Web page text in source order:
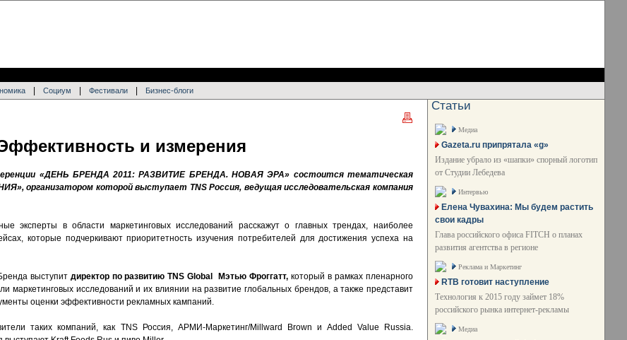
Социум Фестивали Бизнес-блоги
и измерения
«ДЕНЬ БРЕНДА 2011: РАЗВИТИЕ БРЕНДА. НОВАЯ ЭРА» состоится тематическая
организатором которой выступает TNSРоссия, ведущая исследовательская компания
эксперты в области маркетинговых исследований расскажут о главных трендах, наиболее
которые подчеркивают приоритетность изучения потребителей для достижения успеха на
выступит директор по развитию TNSGlobal Мэтью Фроггатт,который в рамках пленарного
маркетинговых исследований и их влиянии на развитие глобальных брендов, а также представит
оценки эффективности рекламных кампаний.
таких компаний, как TNS Россия, АРМИ-Маркетинг/Millward Brown и Added Value Russia.
Статьи
Медиа
Gazeta.ru припрятала «g»
Издание убрало из «шапки» спорный логотип
от Студии Лебедева
Интервью
Елена Чувахина: Мы будем растить
свои кадры
Глава российского офиса FITCH о планах
развития агентства в регионе
Реклама и Маркетинг
RTB готовит наступление
Технология к 2015 году займет 18%
российского рынка интернет-рекламы
Медиа